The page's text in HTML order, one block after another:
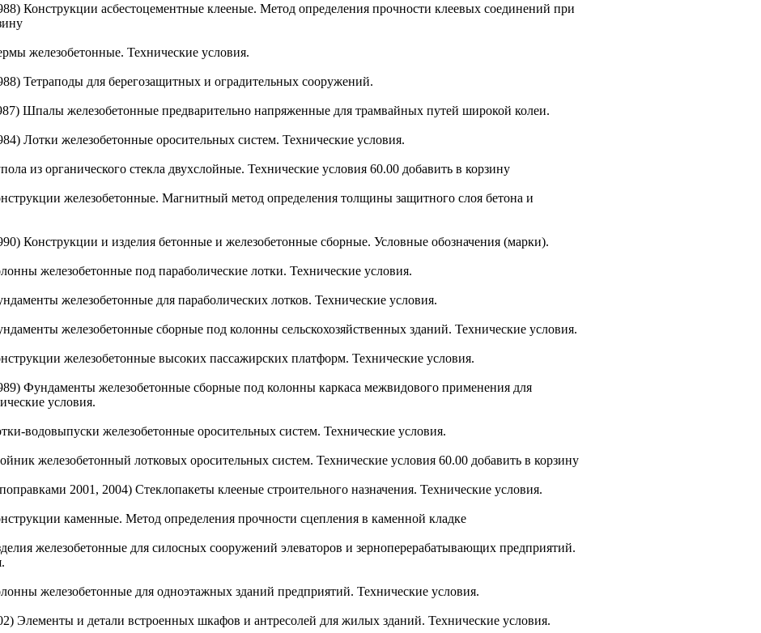
Конструкции асбестоцементные клееные. Метод определения прочности клеевых соединений при
железобетонные. Технические условия.
Тетраподы для берегозащитных и оградительных сооружений.
Шпалы железобетонные предварительно напряженные для трамвайных путей широкой колеи.
Лотки железобетонные оросительных систем. Технические условия.
из органического стекла двухслойные. Технические условия 60.00 добавить в корзину
железобетонные. Магнитный метод определения толщины защитного слоя бетона и
Конструкции и изделия бетонные и железобетонные cборные. Условные обозначения (марки).
железобетонные под параболические лотки. Технические условия.
железобетонные для параболических лотков. Технические условия.
железобетонные сборные под колонны сельскохозяйственных зданий. Технические условия.
железобетонные высоких пассажирских платформ. Технические условия.
Фундаменты железобетонные сборные под колонны каркаса межвидового применения для
условия.
водовыпуски железобетонные оросительных систем. Технические условия.
железобетонный лотковых оросительных систем. Технические условия 60.00 добавить в корзину
2001, 2004) Стеклопакеты клееные строительного назначения. Технические условия.
каменные. Метод определения прочности сцепления в каменной кладке
железобетонные для силосных сооружений элеваторов и зерноперерабатывающих предприятий.
железобетонные для одноэтажных зданий предприятий. Технические условия.
Элементы и детали встроенных шкафов и антресолей для жилых зданий. Технические условия.